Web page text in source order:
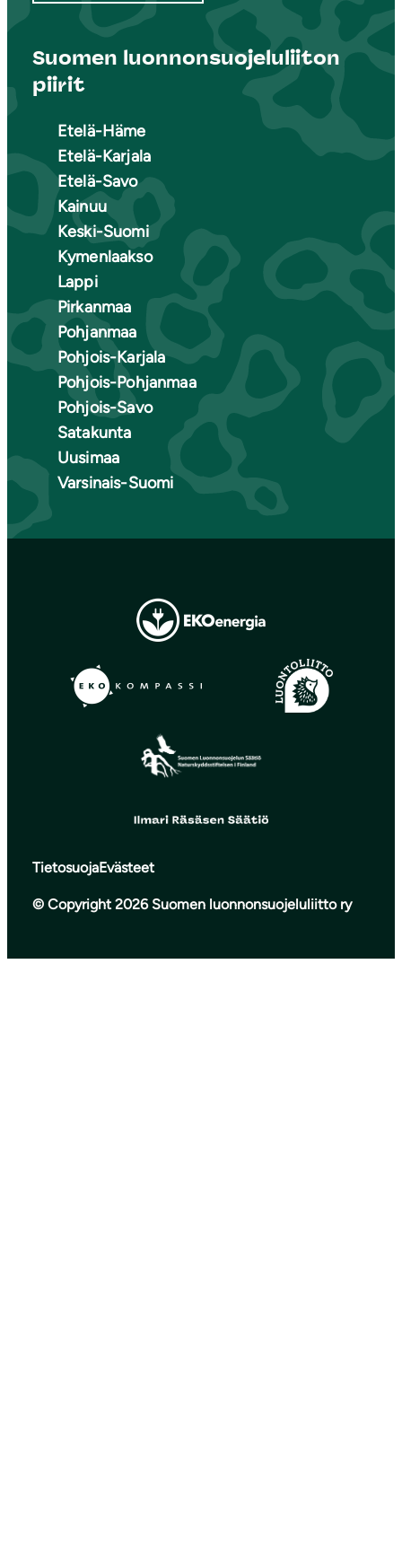
Suomen luonnonsuojeluliiton
piirit
Etelä-Häme
Etelä-Karjala
Etelä-Savo
Kainuu
Keski-Suomi
Kymenlaakso
Lappi
Pirkanmaa
Pohjanmaa
Pohjois-Karjala
Pohjois-Pohjanmaa
Pohjois-Savo
Satakunta
Uusimaa
Varsinais-Suomi
TietosuojaEvästeet
© Copyright 2026 Suomen luonnonsuojeluliitto ry